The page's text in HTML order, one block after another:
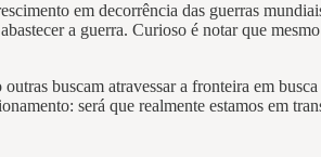
em decorrência das guerras
a guerra. Curioso é notar que
buscam atravessar a fronteira em
será que realmente estamos em